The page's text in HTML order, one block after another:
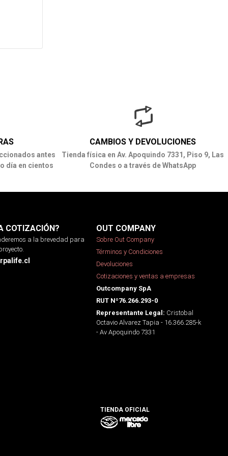
antes
día en cientos
CAMBIOS Y DEVOLUCIONES
Tienda física en Av. Apoquindo 7331, Piso 9, Las
Condes o a través de WhatsApp
COTIZACIÓN?
a la brevedad para
OUT COMPANY
Sobre Out Company
Términos y Condiciones
Devoluciones
Cotizaciones y ventas a empresas
Outcompany SpA
RUT Nº76.266.293-0
Representante Legal: Cristobal
Octavio Alvarez Tapia - 16.366.285-k
- Av Apoquindo 7331
TIENDA OFICIAL